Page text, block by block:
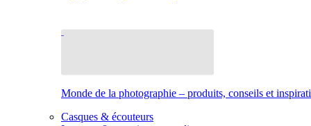
Monde de la photographie – produits, conseils et
Casques & écouteurs